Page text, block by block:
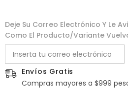
Deje Su Correo Electrónico Y Le
Como El Producto/variante
Envíos Gratis
Compras mayores a $999